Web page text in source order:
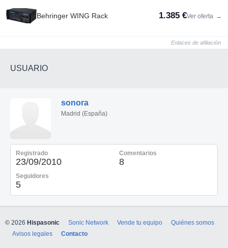
Behringer WING Rack 1.385 €Ver oferta →
Enlaces de afiliación
USUARIO
sonora
Madrid (España)
Registrado
23/09/2010
Comentarios
8
Seguidores
5
© 2026 Hispasonic Sonic Network Vende tu equipo
Quiénes somos
Avisos legales
Contacto